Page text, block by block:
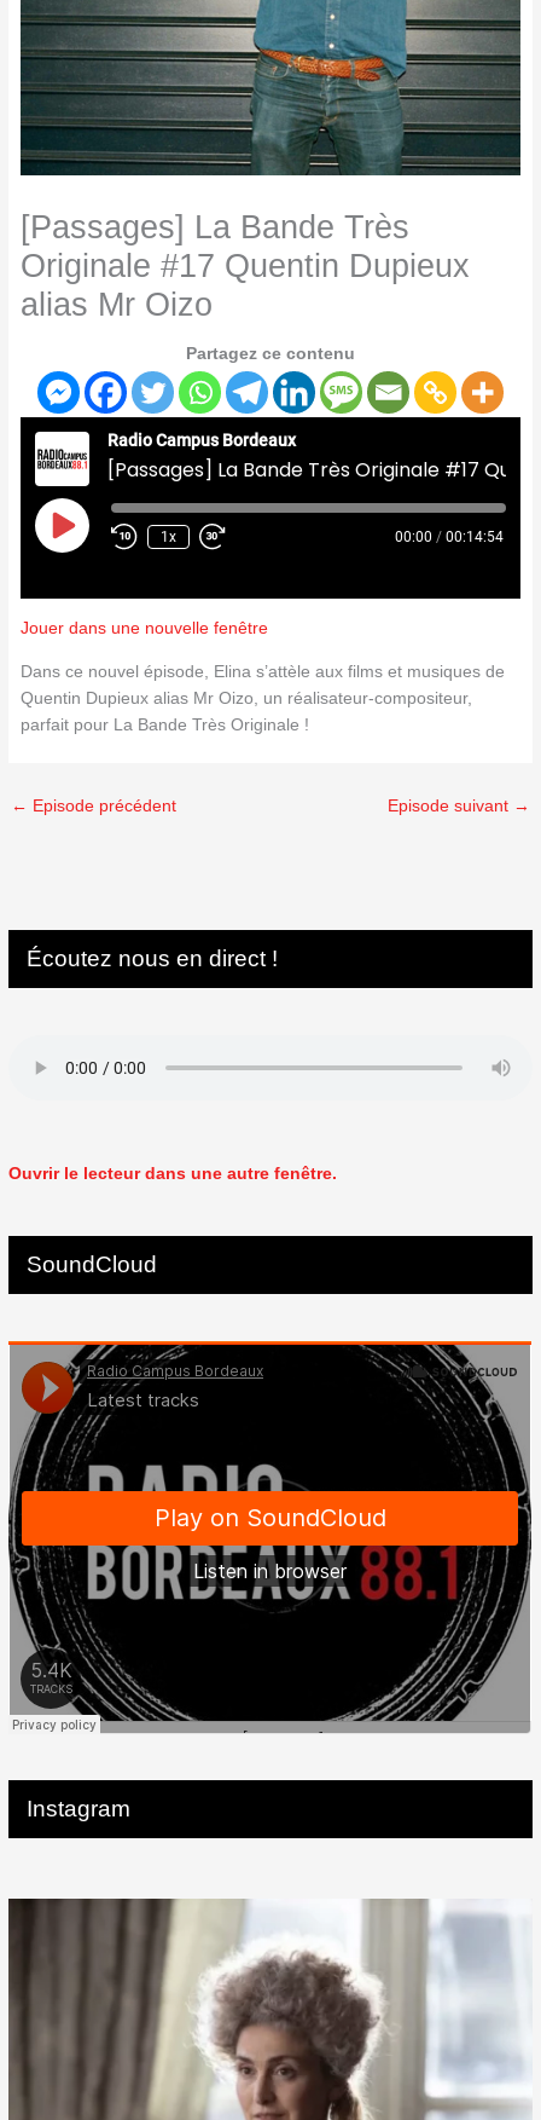
[Passages] La Bande Très
Originale #17 Quentin Dupieux
alias Mr Oizo
Partagez ce contenu
Radio Campus Bordeaux
Play
Episode
1x 00:00 / 00:14:54
Jouer dans une nouvelle fenêtre
Dans ce nouvel épisode, Elina s’attèle aux films et musiques de
Quentin Dupieux alias Mr Oizo, un réalisateur-compositeur,
parfait pour La Bande Très Originale !
← Episode précédent Episode suivant →
Écoutez nous en direct !
Ouvrir le lecteur dans une autre fenêtre.
SoundCloud
Instagram